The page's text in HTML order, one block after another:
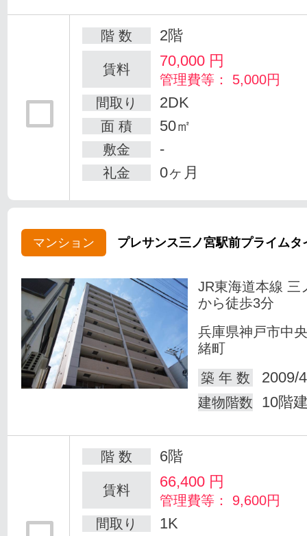
階 数 2階
賃料 70,000 円
管理費等： 5,000円
間取り
2DK
面 積 50㎡
敷金 -
礼金 0ヶ月
マンション プレサンス三ノ宮駅前プライムタ
JR東海道本線 三
から徒歩3分
兵庫県神戸市中
緒町
築 年 数
2009/
建物階数 10階
階 数 6階
賃料 66,400 円
管理費等： 9,600円
間取り
1K